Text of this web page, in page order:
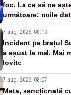
foc. La ce să ne
următoare: noile
7 aug. 2026, 08:13
Incident pe brațul
a eșuat la mal. Mai
lovite
7 aug. 2026, 08:07
Meta, sancționată